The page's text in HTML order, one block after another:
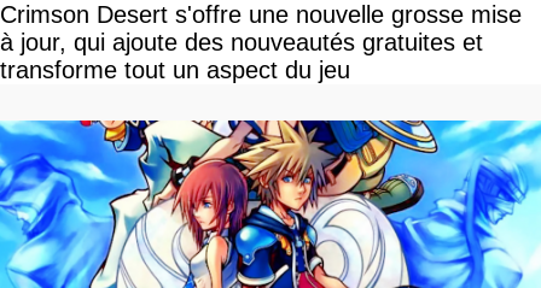
Crimson Desert s'offre une nouvelle grosse mise
à jour, qui ajoute des nouveautés gratuites et
transforme tout un aspect du jeu